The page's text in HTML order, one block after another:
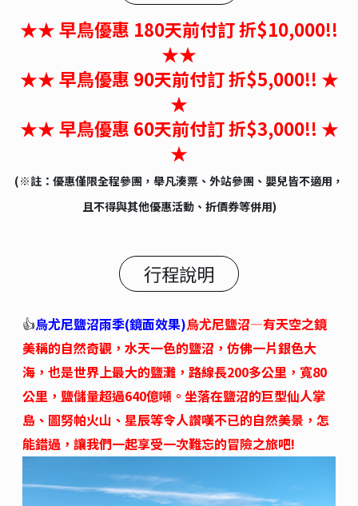
★★ 早鳥優惠 180天前付訂 折$10,000!!
★★
★★ 早鳥優惠 90天前付訂 折$5,000!! ★
★
★★ 早鳥優惠 60天前付訂 折$3,000!! ★
★
(※註：優惠僅限全程參團，舉凡湊票、外站參團、嬰兒皆不適用，
且不得與其他優惠活動、折價券等併用)
行程說明
👍烏尤尼鹽沼雨季(鏡面效果)烏尤尼鹽沼—有天空之鏡
美稱的自然奇觀，水天一色的鹽沼，仿佛一片銀色大
海，也是世界上最大的鹽灘，路線長200多公里，寬80
公里，鹽儲量超過640億噸。坐落在鹽沼的巨型仙人掌
島、圖努帕火山、星辰等令人讚嘆不已的自然美景，怎
能錯過，讓我們一起享受一次難忘的冒險之旅吧!